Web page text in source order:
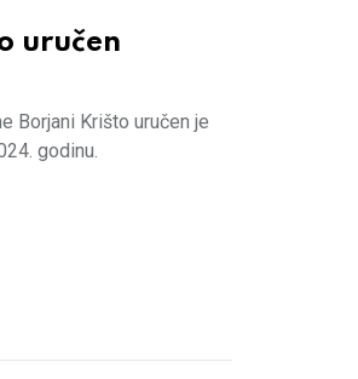
uručen
Borjani Krišto uručen je
godinu.